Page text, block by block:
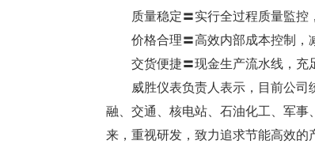
质量稳定〓实行全过程质量監控
价格合理〓高效内部成本控制，
交货便捷〓现金生产流水线，充
威胜仪表负责人表示，目前公
融、交通、核电站、石油化工、军事
来，重视研发，致力追求节能高效